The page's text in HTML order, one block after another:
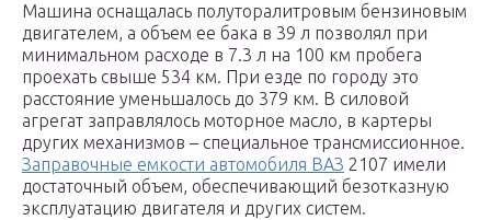
Машина оснащалась полуторалитровым бензиновым
двигателем, а объем ее бака в 39 л позволял при
минимальном расходе в 7.3 л на 100 км пробега
проехать свыше 534 км. При езде по городу это
расстояние уменьшалось до 379 км. В силовой
агрегат заправлялось моторное масло, в картеры
других механизмов – специальное трансмиссионное.
Заправочные емкости автомобиля ВАЗ 2107 имели
достаточный объем, обеспечивающий безотказную
эксплуатацию двигателя и других систем.